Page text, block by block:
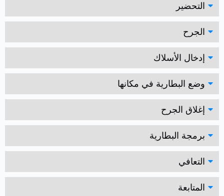
التحضير
الجرح
إدخال الأسلاك
وضع البطارية في مكانها
إغلاق الجرح
برمجة البطارية
التعافي
المتابعة